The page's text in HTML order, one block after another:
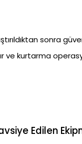
sonra
kurtarma
Edilen